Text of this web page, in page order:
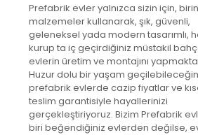
Prefabrik evler yalnızca sizin için,
malzemeler kullanarak, şık, güvenli,
geleneksel yada modern tasarımlı,
kurup ta iç geçirdiğiniz müstakil
evlerin üretim ve montajını
Huzur dolu bir yaşam
prefabrik evlerde cazip fiyatlar ve
teslim garantisiyle hayallerinizi
gerçekleştiriyoruz. Bizim Prefabrik
biri beğendiğiniz evlerden değilse,